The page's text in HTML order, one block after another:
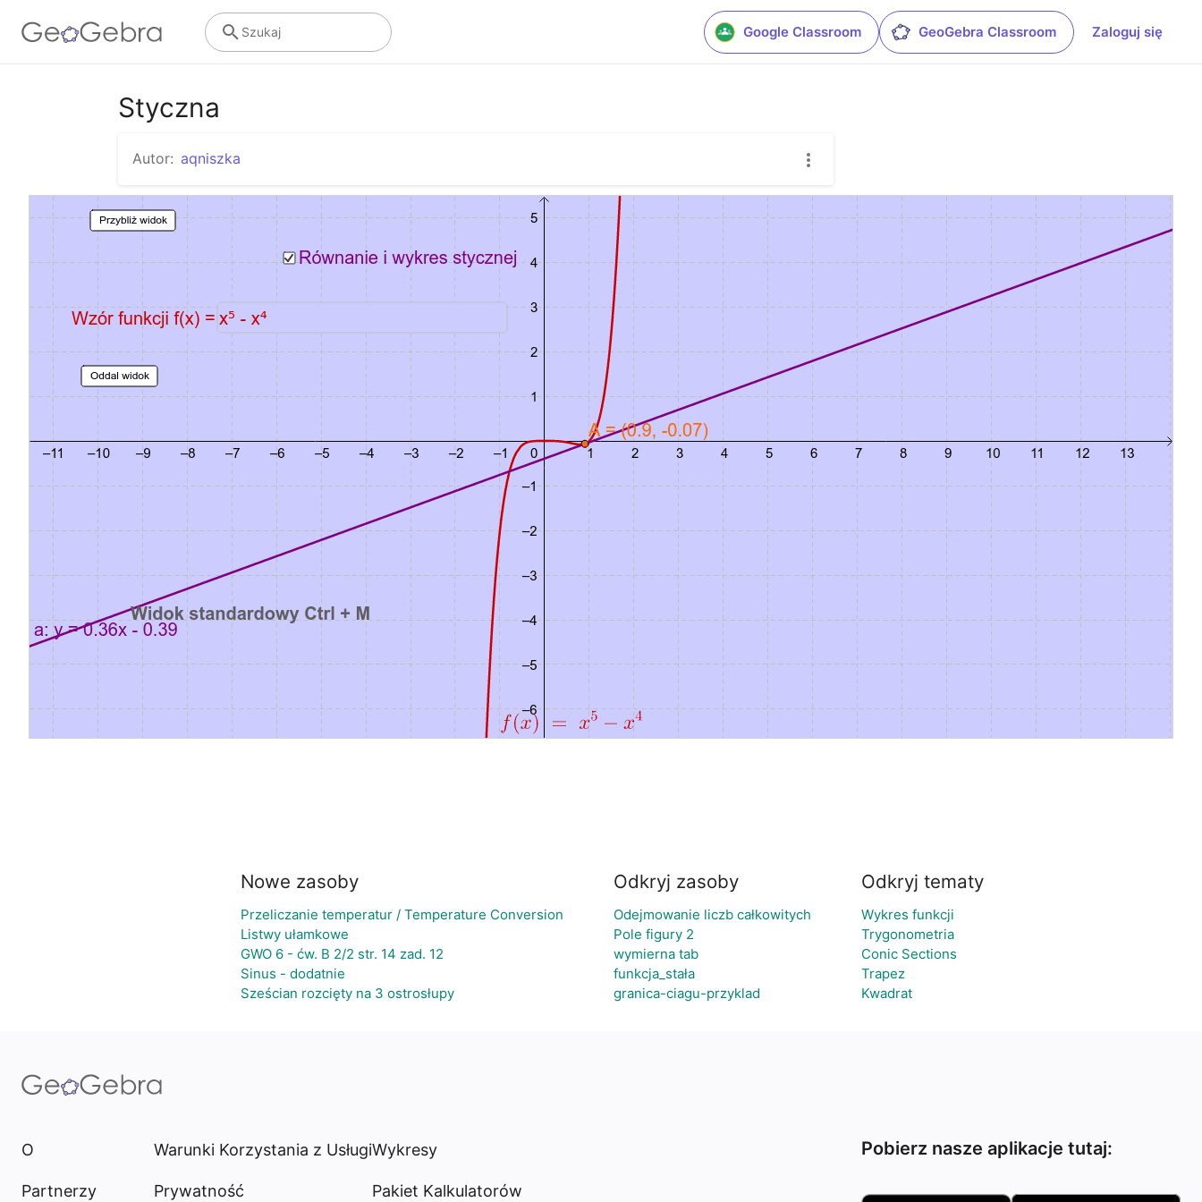
Google Classroom GeoGebra Classroom Zaloguj się
Szukaj
Styczna
Autor: aqniszka
Nowe zasoby
Przeliczanie temperatur / Temperature Conversion
Listwy ułamkowe
GWO 6 - ćw. B 2/2 str. 14 zad. 12
Sinus - dodatnie
Sześcian rozcięty na 3 ostrosłupy
Odkryj zasoby
Odejmowanie liczb całkowitych
Pole figury 2
wymierna tab
funkcja_stała
granica-ciagu-przyklad
Odkryj tematy
Wykres funkcji
Trygonometria
Conic Sections
Trapez
Kwadrat
O
Partnerzy
Warunki Korzystania z Usługi
Prywatność
Wykresy
Pakiet Kalkulatorów
Pobierz nasze aplikacje tutaj: